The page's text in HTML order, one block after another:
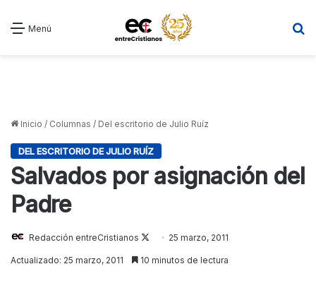
Menú
Inicio / Columnas / Del escritorio de Julio Ruíz
DEL ESCRITORIO DE JULIO RUÍZ
Salvados por asignación del
Padre
Redacción entreCristianos
Follow25 marzo, 2011
Actualizado: 25 marzo, 2011 10 minutos de lectura